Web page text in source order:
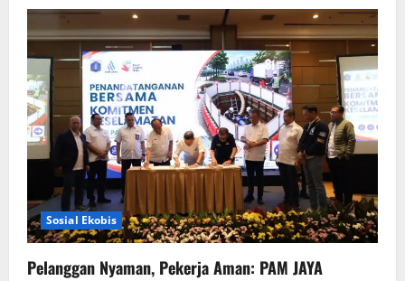
Sosial Ekobis
Pelanggan Nyaman, Pekerja Aman: PAM JAYA